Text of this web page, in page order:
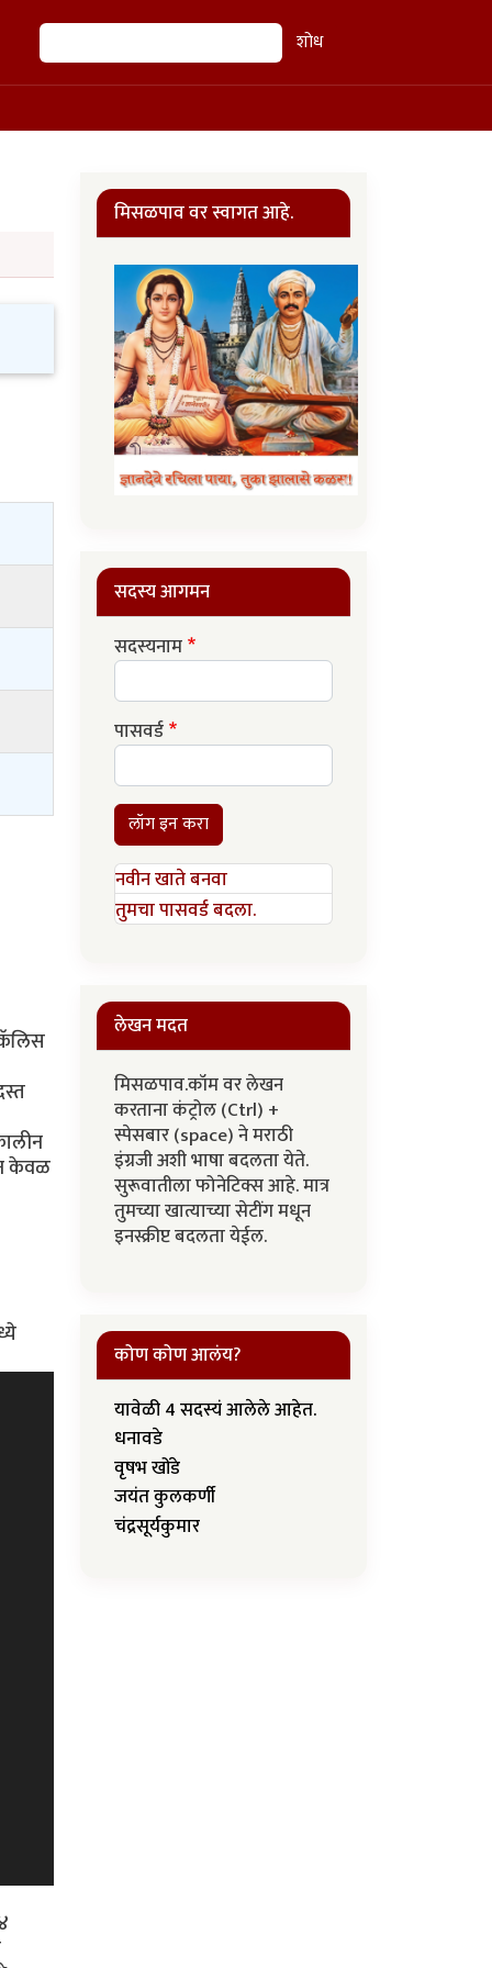
शोध शोध
केवळ
मिसळपाव वर स्वागत आहे.
सदस्य आगमन
सदस्यनाम
पासवर्ड
लॉग इन करा
नवीन खाते बनवा
तुमचा पासवर्ड बदला.
लेखन मदत
मिसळपाव.कॉम वर लेखन
करताना कंट्रोल (Ctrl) +
स्पेसबार (space) ने मराठी
इंग्रजी अशी भाषा बदलता येते.
सुरूवातीला फोनेटिक्स आहे. मात्र
तुमच्या खात्याच्या सेटींग मधून
इनस्क्रीप्ट बदलता येईल.
कोण कोण आलंय?
यावेळी 4 सदस्यं आलेले आहेत.
धनावडे
वृषभ खोंडे
जयंत कुलकर्णी
चंद्रसूर्यकुमार